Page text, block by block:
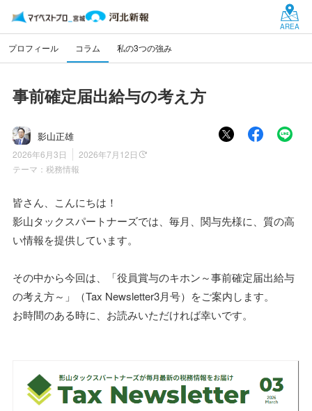
AREA
プロフィール コラム 私の3つの強み
事前確定届出給与の考え方
影山正雄
2026年6月3日
2026年7月12日
テーマ： 税務情報
皆さん、こんにちは！
影山タックスパートナーズでは、毎月、関与先様に、質の高
い情報を提供しています。
その中から今回は、「役員賞与のキホン～事前確定届出給与
の考え方～」（Tax Newsletter3月号）をご案内します。
お時間のある時に、お読みいただければ幸いです。